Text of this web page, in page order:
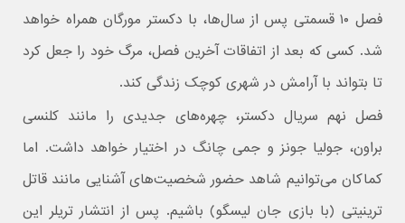
فصل ۱۰ قسمتی پس از سال‌ها، با دکستر مورگان همراه خواهد
شد. کسی که بعد از اتفاقات آخرین فصل، مرگ خود را جعل کرد
تا بتواند با آرامش در شهری کوچک زندگی کند.
فصل نهم سریال دکستر، چهره‌های جدیدی را مانند کلنسی
براون، جولیا جونز و جمی چانگ در اختیار خواهد داشت. اما
کماکان می‌توانیم شاهد حضور شخصیت‌های آشنایی مانند قاتل
ترینیتی (با بازی جان لیسگو) باشیم. پس از انتشار تریلر این